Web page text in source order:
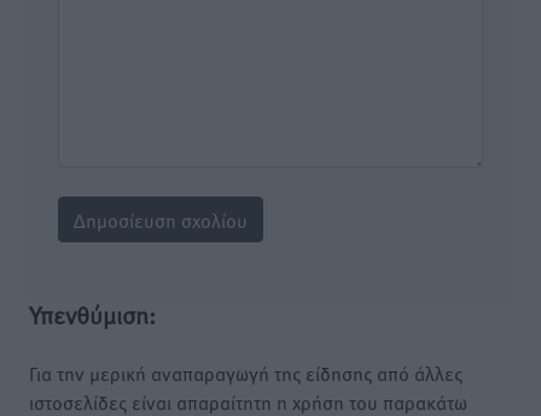
Υπενθύμιση:
Για την μερική αναπαραγωγή της είδησης από άλλες
ιστοσελίδες είναι απαραίτητη η χρήση του παρακάτω